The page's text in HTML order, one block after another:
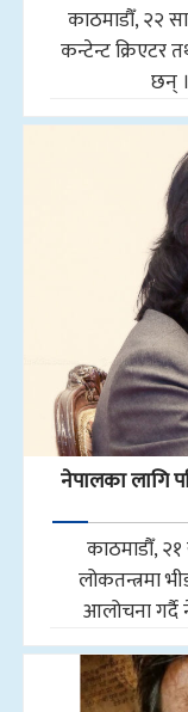
काठमाडौँ, २२
कन्टेन्ट क्रिएटर
छन्
नेपालका लागि
काठमाडौँ,
लोकतन्त्रमा
आलोचना गर्दै